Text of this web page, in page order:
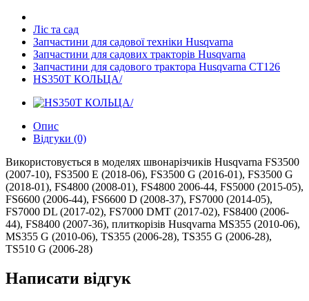
Ліс та сад
Запчастини для садової техніки Husqvarna
Запчастини для садових тракторів Husqvarna
Запчастини для садового трактора Husqvarna CT126
HS350T КОЛЬЦА/
Опис
Відгуки (0)
Використовується в моделях швонарізчиків Husqvarna FS3500
(2007-10), FS3500 E (2018-06), FS3500 G (2016-01), FS3500 G
(2018-01), FS4800 (2008-01), FS4800 2006-44, FS5000 (2015-05),
FS6600 (2006-44), FS6600 D (2008-37), FS7000 (2014-05),
FS7000 DL (2017-02), FS7000 DMT (2017-02), FS8400 (2006-
44), FS8400 (2007-36), плиткорізів Husqvarna MS355 (2010-06),
MS355 G (2010-06), TS355 (2006-28), TS355 G (2006-28),
TS510 G (2006-28)
Написати відгук